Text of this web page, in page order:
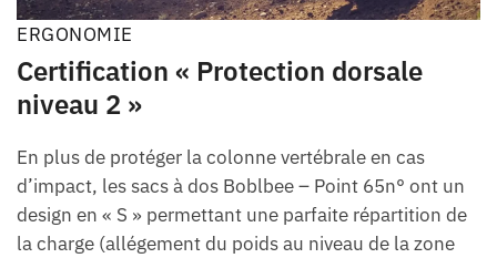
ERGONOMIE
Certification « Protection dorsale
niveau 2 »
En plus de protéger la colonne vertébrale en cas
d’impact, les sacs à dos Boblbee – Point 65n° ont un
design en « S » permettant une parfaite répartition de
la charge (allégement du poids au niveau de la zone